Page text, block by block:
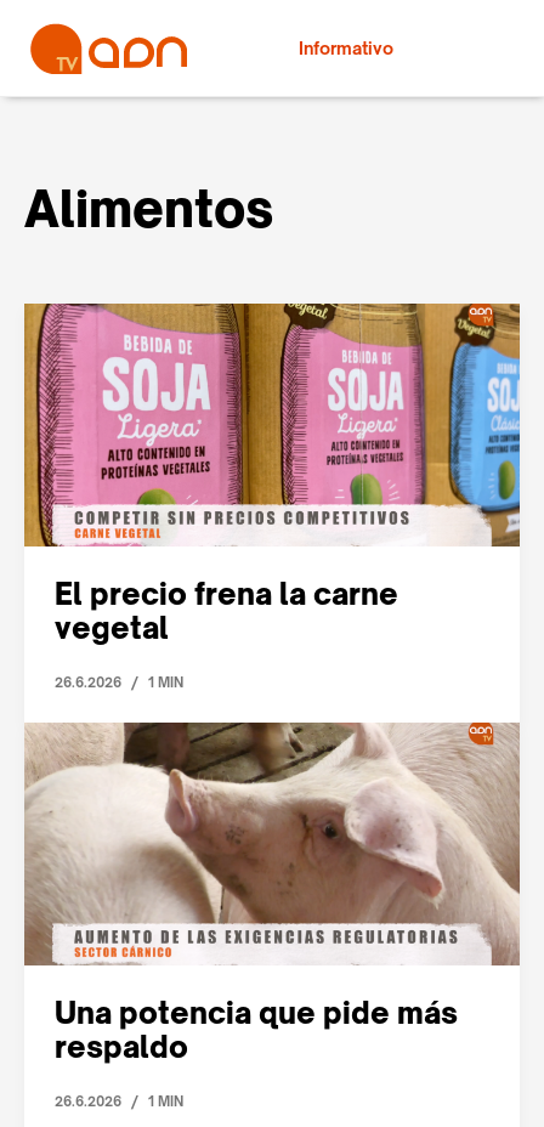
Informativo
Alimentos
El precio frena la carne
vegetal
26.6.2026 / 1 MIN
Una potencia que pide más
respaldo
26.6.2026 / 1 MIN